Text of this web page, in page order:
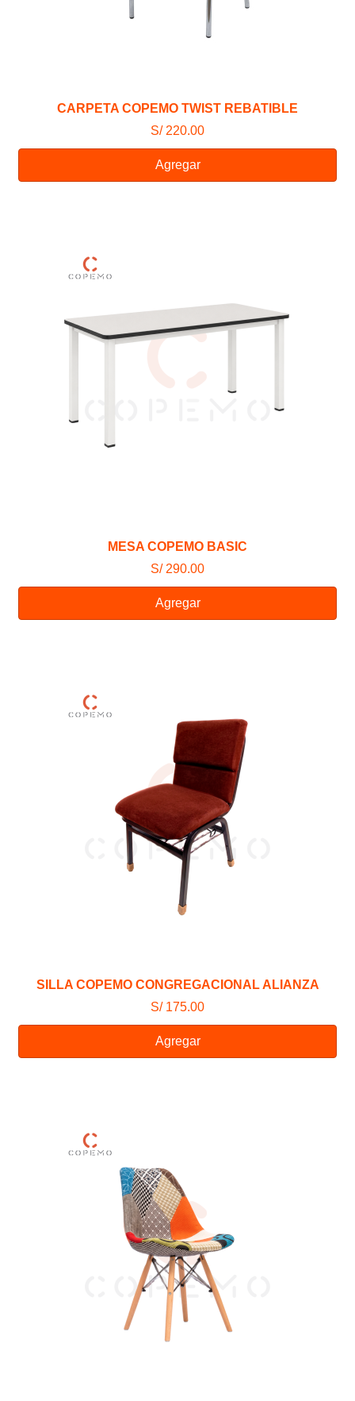
CARPETA COPEMO TWIST REBATIBLE
S/ 220.00
Agregar
MESA COPEMO BASIC
S/ 290.00
Agregar
SILLA COPEMO CONGREGACIONAL ALIANZA
S/ 175.00
Agregar